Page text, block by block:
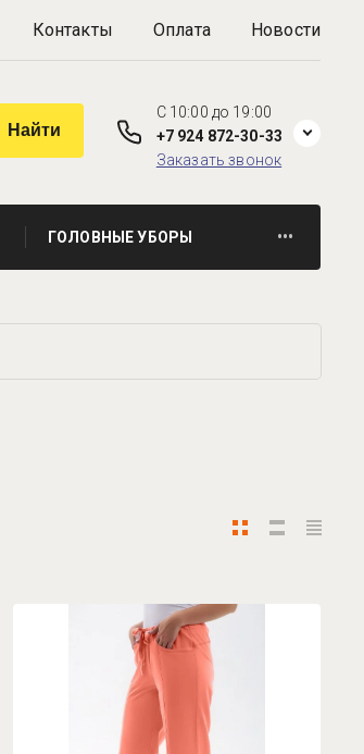
Контакты Оплата Новости
Найти
C 10:00 до 19:00
+7 924 872-30-33
Заказать звонок
ГОЛОВНЫЕ УБОРЫ •••